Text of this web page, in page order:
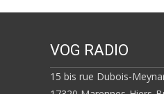
VOG RADIO
15 bis rue Dubois-